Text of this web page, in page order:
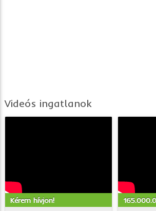
Videós ingatlanok
Kérem hívjon!